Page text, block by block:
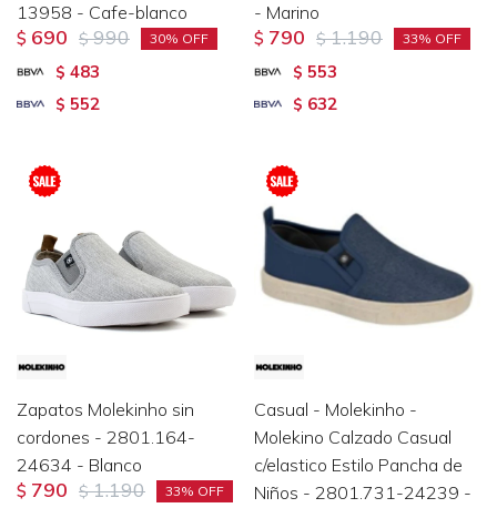
13958 - Cafe-blanco
$ 690 $ 990 30
$ 483
$ 552
- Marino
$ 790 $ 1.190 33
$ 553
$ 632
Zapatos Molekinho sin
cordones - 2801.164-
24634 - Blanco
$ 790 $ 1.190 33
Casual - Molekinho -
Molekino Calzado Casual
c/elastico Estilo Pancha de
Niños - 2801.731-24239 -